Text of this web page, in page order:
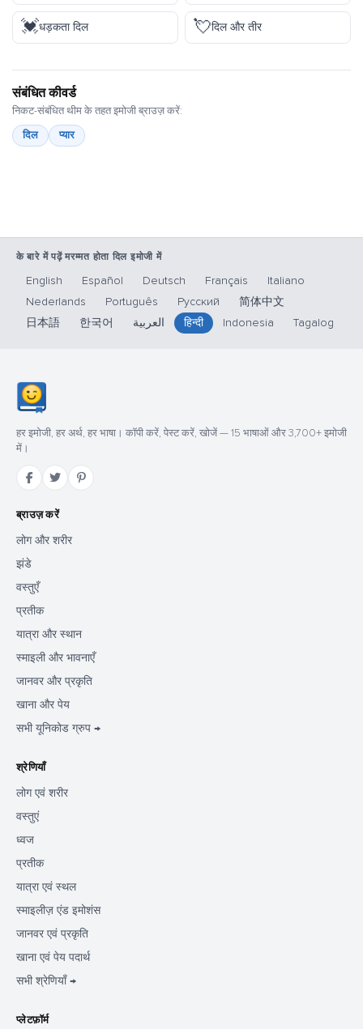
💓धड़कता दिल 💘दिल और तीर
संबंधित कीवर्ड
निकट-संबंधित थीम के तहत इमोजी ब्राउज़ करें:
दिल
प्यार
के बारे में पढ़ें मरम्मत होता दिल इमोजी में
English Español Deutsch Français
Italiano
Nederlands
Português Русский
简体中文
日本語
한국어 العربية हिन्दी Indonesia Tagalog
हर इमोजी, हर अर्थ, हर भाषा। कॉपी करें, पेस्ट करें, खोजें — 15 भाषाओं और 3,700+ इमोजी
में।
ब्राउज़ करें
लोग और शरीर
झंडे
वस्तुएँ
प्रतीक
यात्रा और स्थान
स्माइली और भावनाएँ
जानवर और प्रकृति
खाना और पेय
सभी यूनिकोड ग्रुप →
श्रेणियाँ
लोग एवं शरीर
वस्तुएं
ध्वज
प्रतीक
यात्रा एवं स्थल
स्माइलीज़ एंड इमोशंस
जानवर एवं प्रकृति
खाना एवं पेय पदार्थ
सभी श्रेणियाँ →
प्लेटफ़ॉर्म